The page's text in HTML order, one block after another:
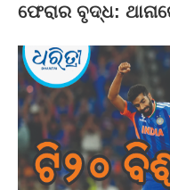
ଫେରାର ବୃଦ୍ଧ: